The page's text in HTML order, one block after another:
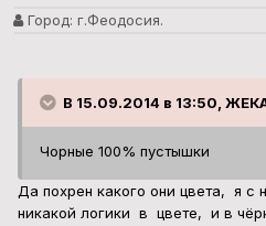
Город: г.Феодосия.
В 15.09.2014 в 13:50,
Чорные 100% пустышки
Да похрен какого они цвета, я с
никакой логики в цвете, и в